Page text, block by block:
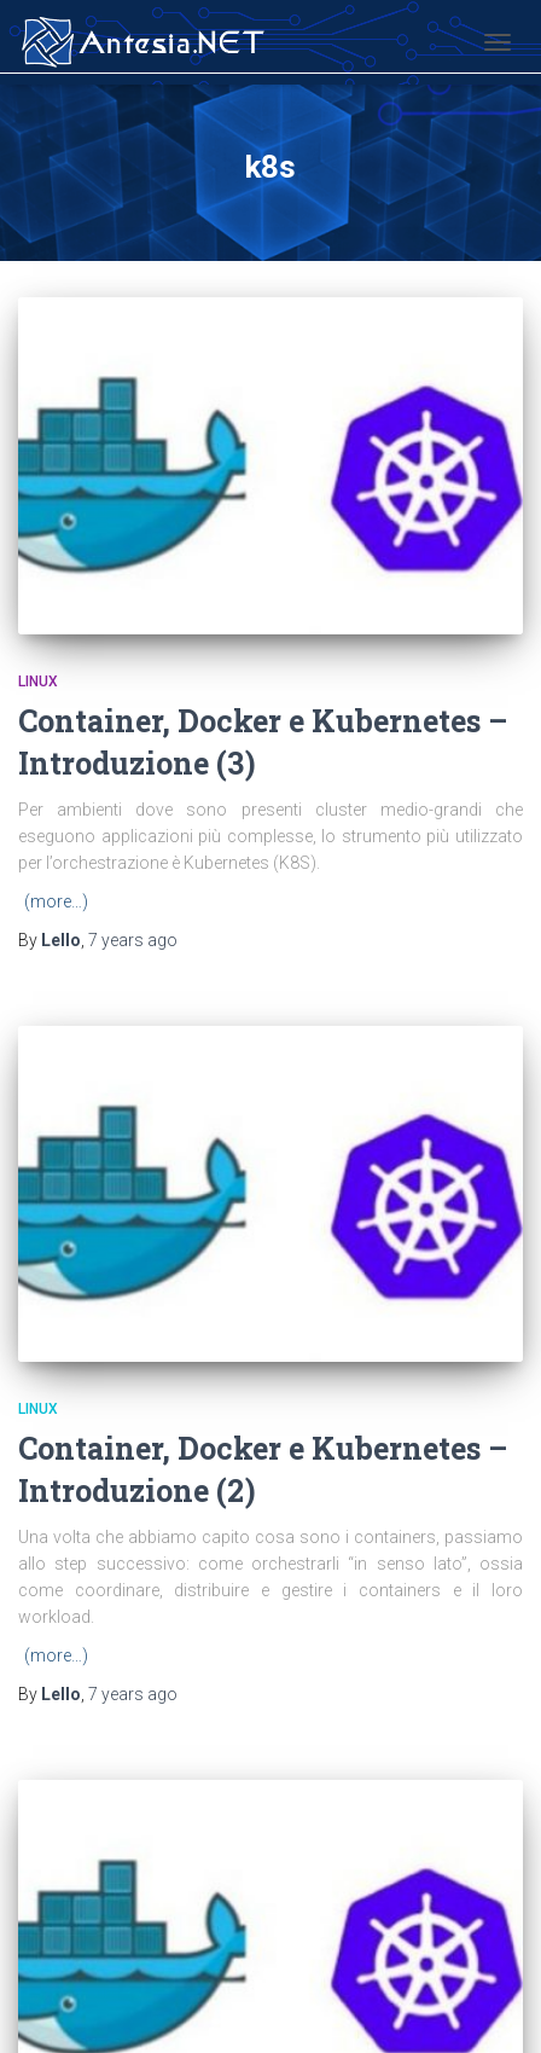
k8s
LINUX
Container, Docker e Kubernetes –
Introduzione (3)
Per ambienti dove sono presenti cluster medio-grandi che
eseguono applicazioni più complesse, lo strumento più utilizzato
per l’orchestrazione è Kubernetes (K8S).
(more…)
By Lello 7 years ago
LINUX
Container, Docker e Kubernetes –
Introduzione (2)
Una volta che abbiamo capito cosa sono i containers, passiamo
allo step successivo: come orchestrarli “in senso lato”, ossia
come coordinare, distribuire e gestire i containers e il loro
workload.
(more…)
By Lello, 7 years ago